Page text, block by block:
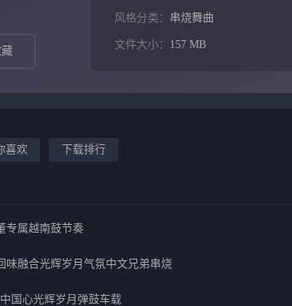
藏
风格分类： 串烧舞曲
文件大小： 157 MB
喜欢 下载排行
专属越南鼓节奏
味融合光辉岁月气氛中文兄弟串烧
国心光辉岁月弹鼓车载